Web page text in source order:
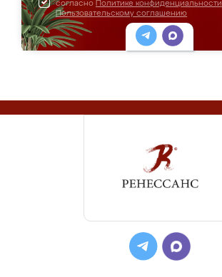
согласно Политике конфиденциальности
Пользовательскому соглашению